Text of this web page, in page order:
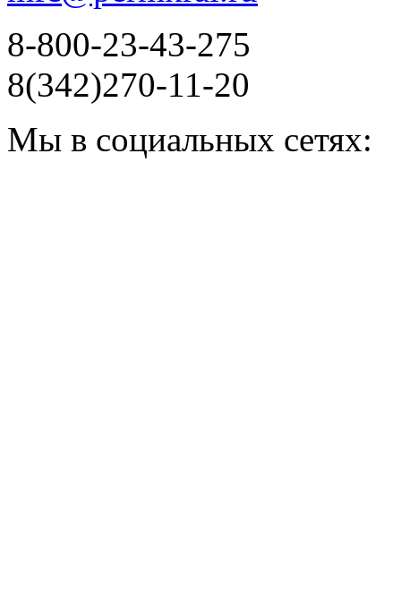
8-800-23-43-275
8(342)270-11-20
Мы в социальных сетях: